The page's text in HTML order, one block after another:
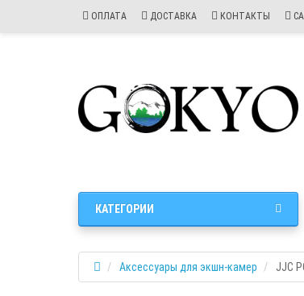
ОПЛАТА ДОСТАВКА КОНТАКТЫ
КАТЕГОРИИ
Аксессуары для экшн-камер JJC